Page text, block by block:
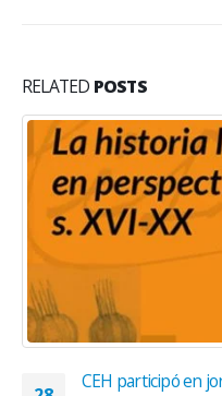
RELATED POSTS
CEH participó en